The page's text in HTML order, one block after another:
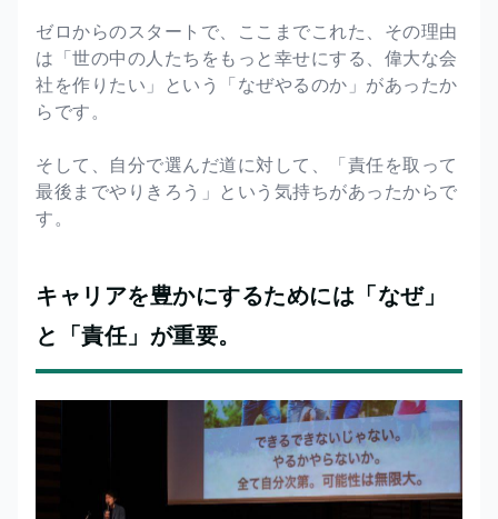
ゼロからのスタートで、ここまでこれた、その理由
は「世の中の人たちをもっと幸せにする、偉大な会
社を作りたい」という「なぜやるのか」があったか
らです。
そして、自分で選んだ道に対して、「責任を取って
最後までやりきろう」という気持ちがあったからで
す。
キャリアを豊かにするためには「なぜ」
と「責任」が重要。